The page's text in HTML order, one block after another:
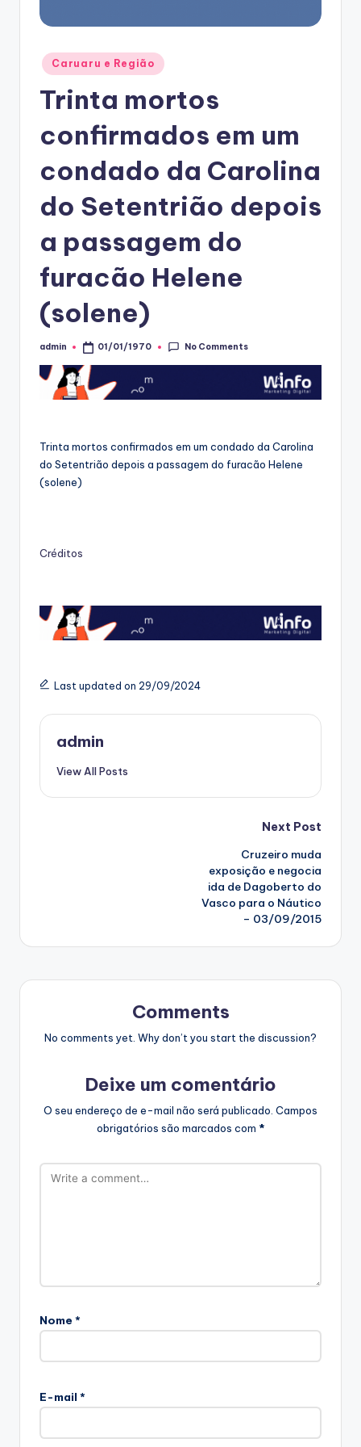
Posted
in
Caruaru e Região
Trinta mortos
confirmados em um
condado da Carolina
do Setentrião depois
a passagem do
furacão Helene
(solene)
Posted
admin 01/01/1970 No Comments
Trinta mortos confirmados em um condado da Carolina
do Setentrião depois a passagem do furacão Helene
(solene)
Créditos
Last updated on 29/09/2024
admin
View All Posts
Next Post
Cruzeiro muda
exposição e negocia
ida de Dagoberto do
Vasco para o Náutico
– 03/09/2015
Comments
No comments yet. Why don’t you start the discussion?
Deixe um comentário
O seu endereço de e-mail não será publicado. Campos
obrigatórios são marcados com *
Nome *
E-mail *